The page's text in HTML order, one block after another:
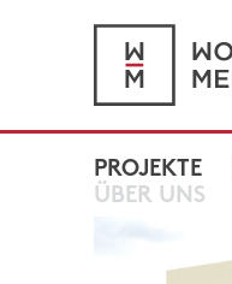
PROJEKTE
ÜBER UNS